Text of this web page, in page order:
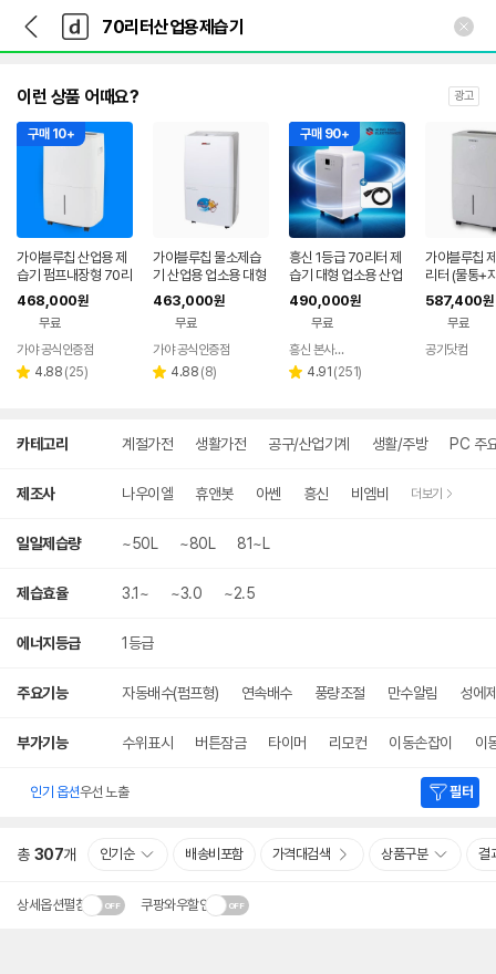
다
나
와
가
다
와
인
이런 상품 어때요? 광고
구매 10+
가야블루칩 산업용 제
습기 펌프내장형 70리
터 업소용 대형 창고 지
하실 KY-6538AUP
468,000원
무료
가야 공식인증점
별 4.88 리
(25)
가야블루칩 물소제습
기 산업용 업소용 대형
70리터 물통 자연배수
463,000원
무료
가야 공식인증점
별 4.88 리
(8)
구매 90+
흥신 1등급 70리터 제
습기 대형 업소용 산업
용 공업용 대용량 창고
가정용 70L
490,000원
무료
페이
흥신 본사스토어
별 4.91 리
(251)
가야블루칩
리터 (물통+
1등급 / 대용
고 지하실 산
3370AU
587,400원
무료
공기닷컴
카테고리 계절가전 생활가전 공구/산업기계 생활/주방 PC 주
제조사 나우이엘 휴앤봇 아쎈 흥신 비엠비 더보기
일일제습량 ~50L ~80L 81~L
제습효율 3.1~ ~3.0 ~2.5
에너지등급 1등급
주요기능 자동배수(펌프형) 연속배수 풍량조절 만수알림 성에
부가기능 수위표시 버튼잠금 타이머 리모컨 이동손잡이 이
인기 옵션우선 노출 필터
총 307개 인기순 배송비포함 가격대검색 상품구분 결
상세옵션펼침 쿠팡와우할인